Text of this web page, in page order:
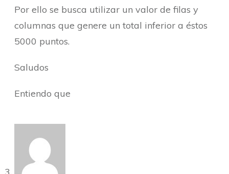
Por ello se busca utilizar un valor de filas y
columnas que genere un total inferior a éstos
5000 puntos.
Saludos
Entiendo que